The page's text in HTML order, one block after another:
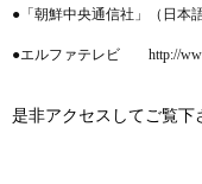
●「朝鮮中央通信社」（日本
●エルファテレビ http://
是非アクセスしてご覧